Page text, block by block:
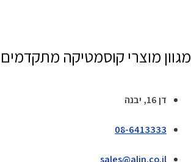
מגוון מוצרי קוסמטיקה מתקדמים
דן 16, יבנה
08-6413333
sales@alin.co.il